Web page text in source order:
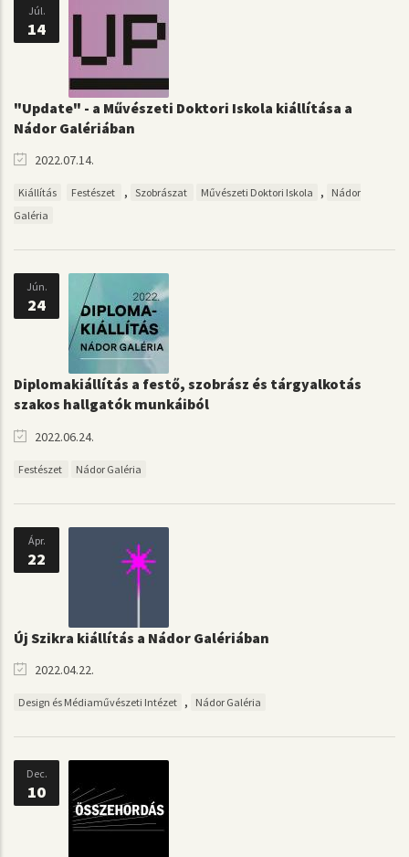
Júl.
14
"Update" - a Művészeti Doktori Iskola kiállítása a
Nádor Galériában
2022.07.14.
Kiállítás Festészet , Szobrászat Művészeti Doktori Iskola ,
Nádor
Galéria
Jún.
24
Diplomakiállítás a festő, szobrász és tárgyalkotás
szakos hallgatók munkáiból
2022.06.24.
Festészet Nádor Galéria
Ápr.
22
Új Szikra kiállítás a Nádor Galériában
2022.04.22.
Design és Médiaművészeti Intézet , Nádor Galéria
Dec.
10